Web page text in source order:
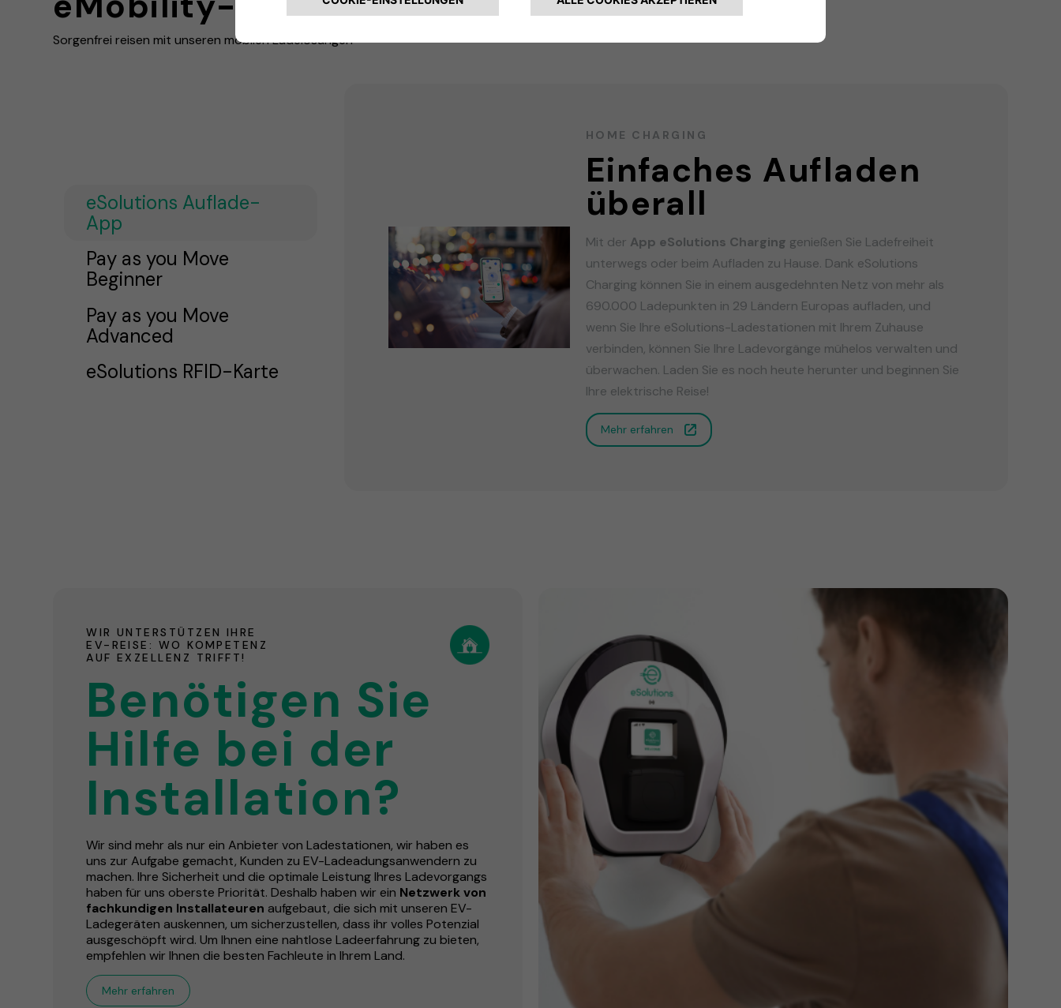
Sorgenfrei reisen mit unseren mobilen Ladelösungen
eSolutions Auflade-
App
Pay as you Move
Beginner
Pay as you Move
Advanced
eSolutions RFID-Karte
HOME CHARGING
Einfaches Aufladen
überall
Mit der App eSolutions Charging genießen Sie Ladefreiheit
unterwegs oder beim Aufladen zu Hause. Dank eSolutions
Charging können Sie in einem ausgedehnten Netz von mehr als
690.000 Ladepunkten in 29 Ländern Europas aufladen, und
wenn Sie Ihre eSolutions-Ladestationen mit Ihrem Zuhause
verbinden, können Sie Ihre Ladevorgänge mühelos verwalten und
überwachen. Laden Sie es noch heute herunter und beginnen Sie
Ihre elektrische Reise!
Mehr erfahren
WIR UNTERSTÜTZEN IHRE
EV-REISE: WO KOMPETENZ
AUF EXZELLENZ TRIFFT!
Benötigen Sie
Hilfe bei der
Installation?
Wir sind mehr als nur ein Anbieter von Ladestationen, wir haben es
uns zur Aufgabe gemacht, Kunden zu EV-Ladeadungsanwendern zu
machen. Ihre Sicherheit und die optimale Leistung Ihres Ladevorgangs
haben für uns oberste Priorität. Deshalb haben wir ein Netzwerk von
fachkundigen Installateuren aufgebaut, die sich mit unseren EV-
Ladegeräten auskennen, um sicherzustellen, dass ihr volles Potenzial
ausgeschöpft wird. Um Ihnen eine nahtlose Ladeerfahrung zu bieten,
empfehlen wir Ihnen die besten Fachleute in Ihrem Land.
Mehr erfahren